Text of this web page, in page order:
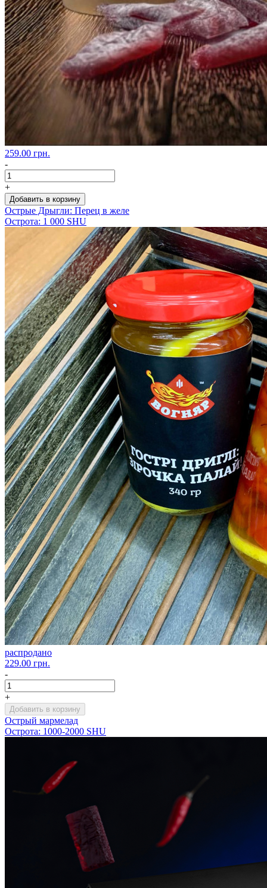
259.00 грн.
-
+
Добавить в корзину
Острые Дрыгли: Перец в желе
Острота: 1 000 SHU
распродано
229.00 грн.
-
+
Добавить в корзину
Острый мармелад
Острота: 1000-2000 SHU